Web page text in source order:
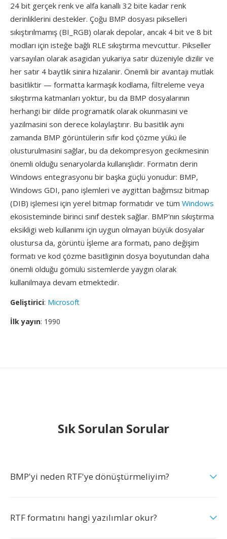
24 bit gerçek renk ve alfa kanallı 32 bite kadar renk
derinliklerini destekler. Çoğu BMP dosyası pikselleri
sıkıştırılmamış (BI_RGB) olarak depolar, ancak 4 bit ve 8 bit
modları için isteğe bağlı RLE sıkıştırma mevcuttur. Pikseller
varsayılan olarak asagidan yukariya satır düzeniyle dizilir ve
her satır 4 baytlik sinira hizalanir. Önemli bir avantajı mutlak
basitliktir — formatta karmaşık kodlama, filtreleme veya
sıkıştırma katmanları yoktur, bu da BMP dosyalarının
herhangi bir dilde programatik olarak okunmasini ve
yazilmasini son derece kolaylaştırır. Bu basitlik aynı
zamanda BMP görüntülerin sıfır kod çözme yükü ile
olusturulmasini sağlar, bu da dekompresyon gecikmesinin
önemli olduğu senaryolarda kullanışlıdır. Formatın derin
Windows entegrasyonu bir başka güçlü yonudur: BMP,
Windows GDI, pano işlemleri ve aygittan bağımsız bitmap
(DIB) işlemesi için yerel bitmap formatıdır ve tüm Windows
ekosisteminde birinci sınıf destek sağlar. BMP'nın sıkıştırma
eksikligi web kullanımı için uygun olmayan büyük dosyalar
olustursa da, görüntü i̇şleme ara formatı, pano değişim
formatı ve kod çözme basitliginin dosya boyutundan daha
önemli olduğu gömülü sistemlerde yaygın olarak
kullanilmaya devam etmektedir.
Geliştirici: Microsoft
İlk yayın: 1990
Sık Sorulan Sorular
BMP'yi neden RTF'ye dönüştürmeliyim?
RTF formatını hangi yazılımlar okur?